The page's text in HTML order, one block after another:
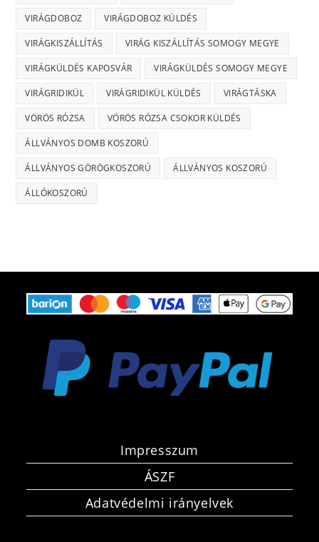
VIRÁGDOBOZ VIRÁGDOBOZ KÜLDÉS
VIRÁGKISZÁLLÍTÁS VIRÁG KISZÁLLÍTÁS SOMOGY MEGYE
VIRÁGKÜLDÉS KAPOSVÁR VIRÁGKÜLDÉS SOMOGY MEGYE
VIRÁGRIDIKÜL VIRÁGRIDIKÜL KÜLDÉS VIRÁGTÁSKA
VÖRÖS RÓZSA VÖRÖS RÓZSA CSOKOR KÜLDÉS
ÁLLVÁNYOS DOMB KOSZORÚ
ÁLLVÁNYOS GÖRÖGKOSZORÚ ÁLLVÁNYOS KOSZORÚ
ÁLLÓKOSZORÚ
Impresszum
ÁSZF
Adatvédelmi irányelvek